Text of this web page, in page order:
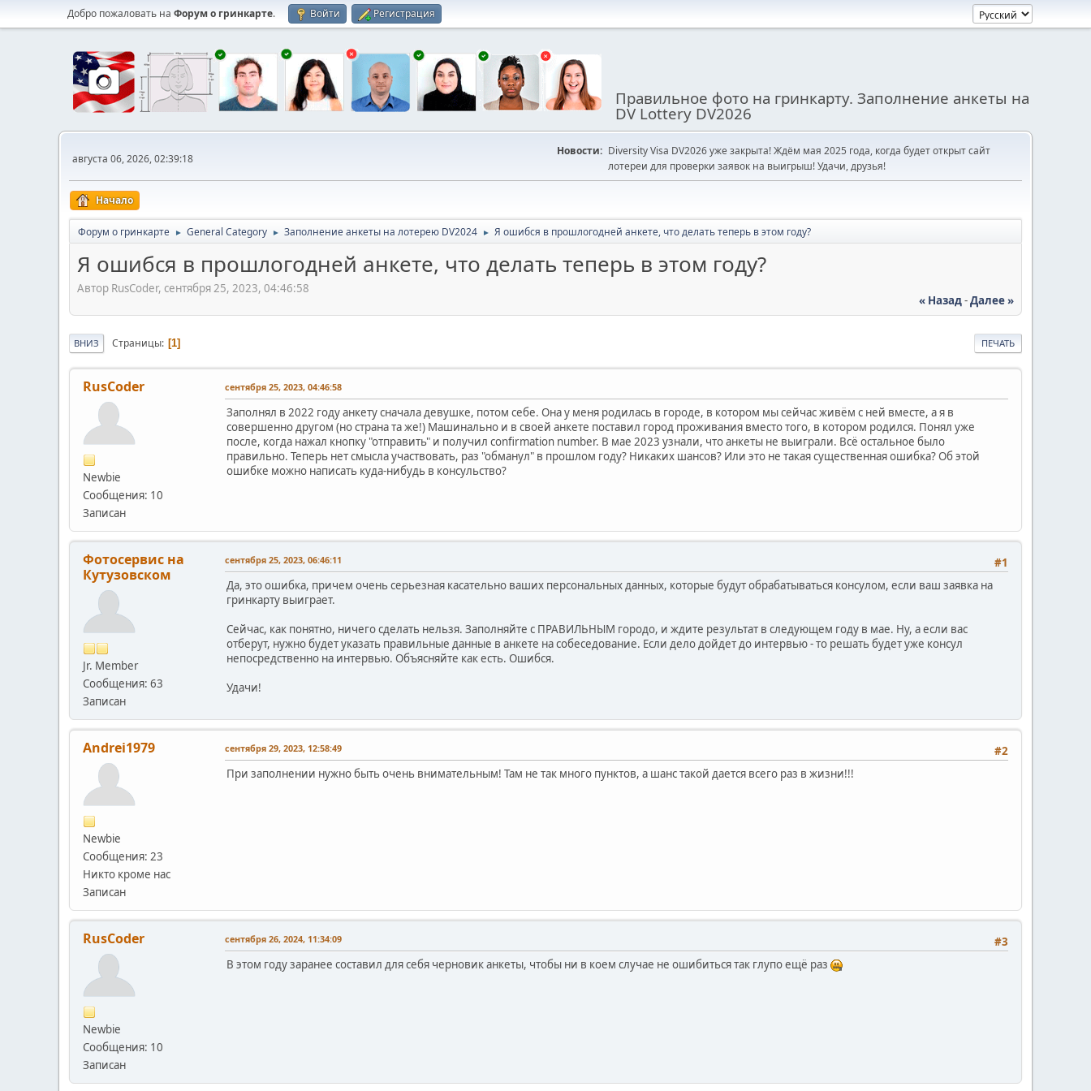
Добро пожаловать на Форум о гринкарте. Войти Регистрация
Правильное фото на гринкарту. Заполнение анкеты на
DV Lottery DV2026
августа 06, 2026, 02:39:18
Новости: Diversity Visa DV2026 уже закрыта! Ждём мая 2025 года, когда будет открыт сайт
лотереи для проверки заявок на выигрыш! Удачи, друзья!
Начало
Форум о гринкарте ► General Category ► Заполнение анкеты на лотерею DV2024 ► Я ошибся в прошлогодней анкете, что делать теперь в этом году?
Я ошибся в прошлогодней анкете, что делать теперь в этом году?
Автор RusCoder, сентября 25, 2023, 04:46:58
« Назад-Далее »
ПЕЧАТЬ
ВНИЗ Страницы 1
RusCoder
Newbie
Сообщения: 10
Записан
сентября 25, 2023, 04:46:58
Заполнял в 2022 году анкету сначала девушке, потом себе. Она у меня родилась в городе, в котором мы сейчас живём с ней вместе, а я в
совершенно другом (но страна та же!) Машинально и в своей анкете поставил город проживания вместо того, в котором родился. Понял уже
после, когда нажал кнопку "отправить" и получил confirmation number. В мае 2023 узнали, что анкеты не выиграли. Всё остальное было
правильно. Теперь нет смысла участвовать, раз "обманул" в прошлом году? Никаких шансов? Или это не такая существенная ошибка? Об этой
ошибке можно написать куда-нибудь в консульство?
Фотосервис на
Кутузовском
Jr. Member
Сообщения: 63
Записан
#1
сентября 25, 2023, 06:46:11
Да, это ошибка, причем очень серьезная касательно ваших персональных данных, которые будут обрабатываться консулом, если ваш заявка на
гринкарту выиграет.
Сейчас, как понятно, ничего сделать нельзя. Заполняйте с ПРАВИЛЬНЫМ городо, и ждите результат в следующем году в мае. Ну, а если вас
отберут, нужно будет указать правильные данные в анкете на собеседование. Если дело дойдет до интервью - то решать будет уже консул
непосредственно на интервью. Объясняйте как есть. Ошибся.
Удачи!
Andrei1979
Newbie
Сообщения: 23
Никто кроме нас
Записан
#2
сентября 29, 2023, 12:58:49
При заполнении нужно быть очень внимательным! Там не так много пунктов, а шанс такой дается всего раз в жизни!!!
RusCoder
Newbie
Сообщения: 10
Записан
#3
сентября 26, 2024, 11:34:09
В этом году заранее составил для себя черновик анкеты, чтобы ни в коем случае не ошибиться так глупо ещё раз